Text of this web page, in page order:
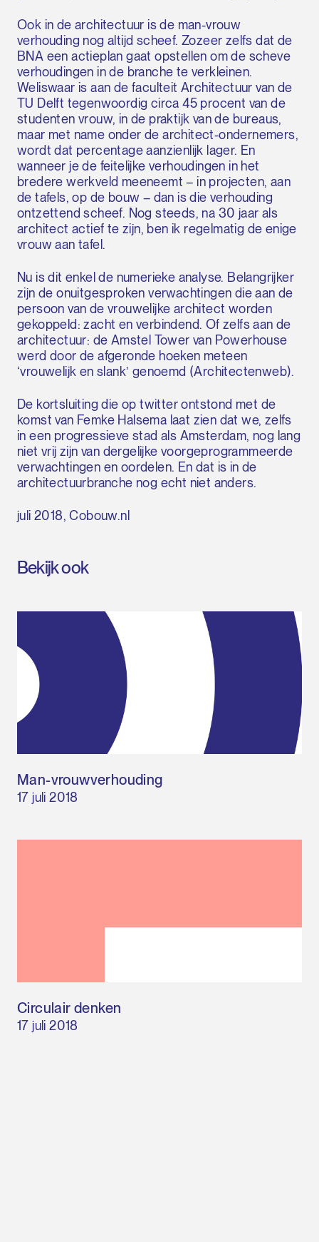
Ook in de architectuur is de man-vrouw
verhouding nog altijd scheef. Zozeer zelfs dat de
BNA een actieplan gaat opstellen om de scheve
verhoudingen in de branche te verkleinen.
Weliswaar is aan de faculteit Architectuur van de
TU Delft tegenwoordig circa 45 procent van de
studenten vrouw, in de praktijk van de bureaus,
maar met name onder de architect-ondernemers,
wordt dat percentage aanzienlijk lager. En
wanneer je de feitelijke verhoudingen in het
bredere werkveld meeneemt – in projecten, aan
de tafels, op de bouw – dan is die verhouding
ontzettend scheef. Nog steeds, na 30 jaar als
architect actief te zijn, ben ik regelmatig de enige
vrouw aan tafel.
Nu is dit enkel de numerieke analyse. Belangrijker
zijn de onuitgesproken verwachtingen die aan de
persoon van de vrouwelijke architect worden
gekoppeld: zacht en verbindend. Of zelfs aan de
architectuur: de Amstel Tower van Powerhouse
werd door de afgeronde hoeken meteen
‘vrouwelijk en slank’ genoemd (Architectenweb).
De kortsluiting die op twitter ontstond met de
komst van Femke Halsema laat zien dat we, zelfs
in een progressieve stad als Amsterdam, nog lang
niet vrij zijn van dergelijke voorgeprogrammeerde
verwachtingen en oordelen. En dat is in de
architectuurbranche nog echt niet anders.
juli 2018, Cobouw.nl
Bekijk ook
Man-vrouwverhouding
17 juli 2018
Circulair denken
17 juli 2018